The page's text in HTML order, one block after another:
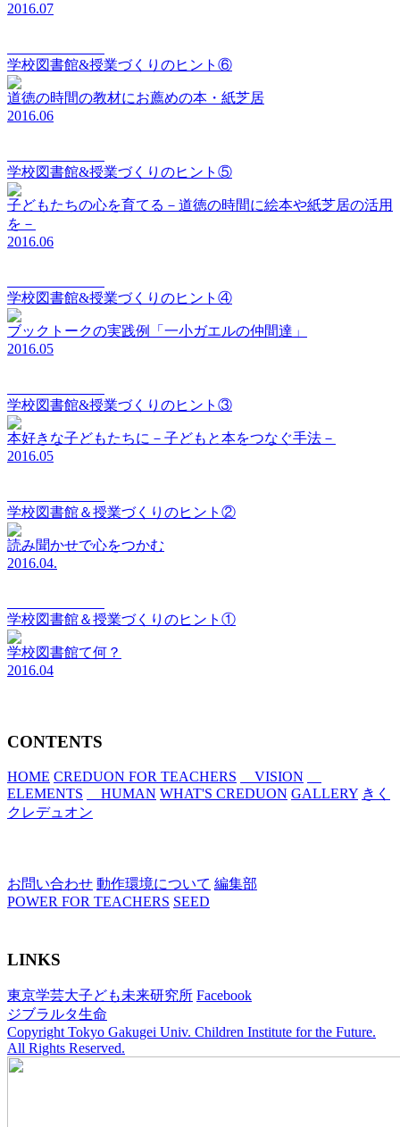
2016.07
学校図書館&授業づくりのヒント⑥
道徳の時間の教材にお薦めの本・紙芝居
2016.06
学校図書館&授業づくりのヒント⑤
子どもたちの心を育てる－道徳の時間に絵本や紙芝居の活用
を－
2016.06
学校図書館&授業づくりのヒント④
ブックトークの実践例「一小ガエルの仲間達」
2016.05
学校図書館&授業づくりのヒント③
本好きな子どもたちに－子どもと本をつなぐ手法－
2016.05
学校図書館＆授業づくりのヒント②
読み聞かせで心をつかむ
2016.04.
学校図書館＆授業づくりのヒント①
学校図書館て何？
2016.04
CONTENTS
HOME CREDUON FOR TEACHERS
VISION
ELEMENTS
HUMAN WHAT'S CREDUON GALLERY きく
クレデュオン
お問い合わせ 動作環境について 編集部
POWER FOR TEACHERS SEED
LINKS
東京学芸大子ども未来研究所 Facebook
ジブラルタ生命
Copyright Tokyo Gakugei Univ. Children Institute for the Future.
All Rights Reserved.